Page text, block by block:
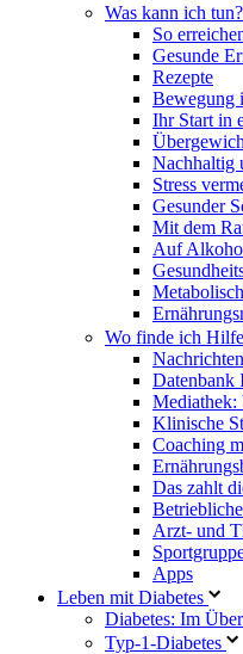
Was kann ich tun?
So
Gesunde
Rezepte
Bewegung
Ihr Start in
Nachhaltig
Stress
Gesunder
Mit dem
Auf
Wo finde ich
Nachrichten
Datenbank
Mediathek:
Klinische
Coaching
Das zahlt
Arzt- und
Apps
Leben mit Diabetes
Diabetes: Im
Typ-1-Diabetes